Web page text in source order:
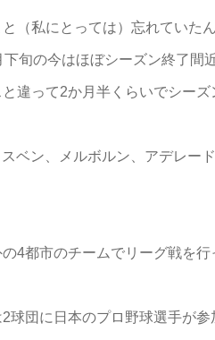
（私にとっては）忘れていた
旬の今はほぼシーズン終了間近
違って2か月半くらいでシーズ
ベン、メルボルン、アデレー
4都市のチームでリーグ戦を行
球団に日本のプロ野球選手が参